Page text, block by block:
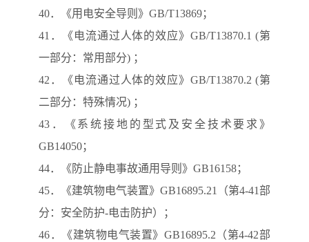
40．《用电安全导则》GB/T13869；
41．《电流通过人体的效应》GB/T13870.1 (第
一部分：常用部分) ；
42．《电流通过人体的效应》GB/T13870.2 (第
二部分：特殊情况) ；
43．《系统接地的型式及安全技术要求》
GB14050；
44．《防止静电事故通用导则》GB16158；
45．《建筑物电气装置》GB16895.21（第4-41部
分：安全防护-电击防护）；
46．《建筑物电气装置》GB16895.2（第4-42部